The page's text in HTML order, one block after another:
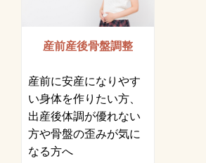
産前産後骨盤調整
産前に安産になりやす
い身体を作りたい方、
出産後体調が優れない
方や骨盤の歪みが気に
なる方へ